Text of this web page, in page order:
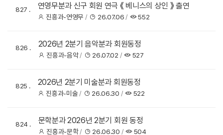
827 연영무분과 신구 회원 연극 《 베니스의 상인 》 출연
진흥과-연영무 26.07.06 552
826 2026년 2분기 음악분과 회원동정
진흥과-음악 26.07.02 527
825 2026년 2분기 미술분과 회원동정
진흥과-미술 26.06.30 522
824 문학분과 2026년 2분기 회원 동정
진흥과-문학 26.06.30 504